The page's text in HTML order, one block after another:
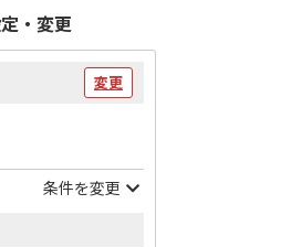
・変更
変更
条件を変更